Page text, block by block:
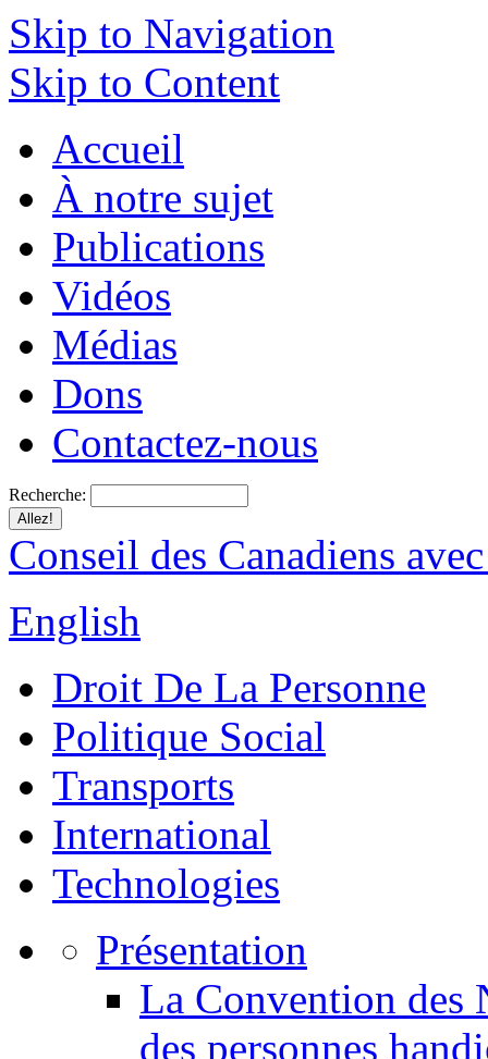
Skip to Navigation
Skip to Content
Accueil
À notre sujet
Publications
Vidéos
Médias
Dons
Contactez-nous
Recherche:
Conseil des Canadiens
English
Droit De La Personne
Politique Social
Transports
International
Technologies
Présentation
La Convention des
des personnes